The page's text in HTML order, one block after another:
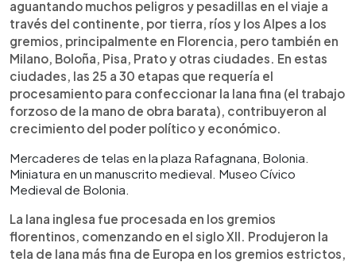
aguantando muchos peligros y pesadillas en el viaje a
través del continente, por tierra, ríos y los Alpes a los
gremios, principalmente en Florencia, pero también en
Milano, Boloña, Pisa, Prato y otras ciudades. En estas
ciudades, las 25 a 30 etapas que requería el
procesamiento para confeccionar la lana fina (el trabajo
forzoso de la mano de obra barata), contribuyeron al
crecimiento del poder político y económico.
Mercaderes de telas en la plaza Rafagnana, Bolonia.
Miniatura en un manuscrito medieval. Museo Cívico
Medieval de Bolonia.
La lana inglesa fue procesada en los gremios
florentinos, comenzando en el siglo XII. Produjeron la
tela de lana más fina de Europa en los gremios estrictos,